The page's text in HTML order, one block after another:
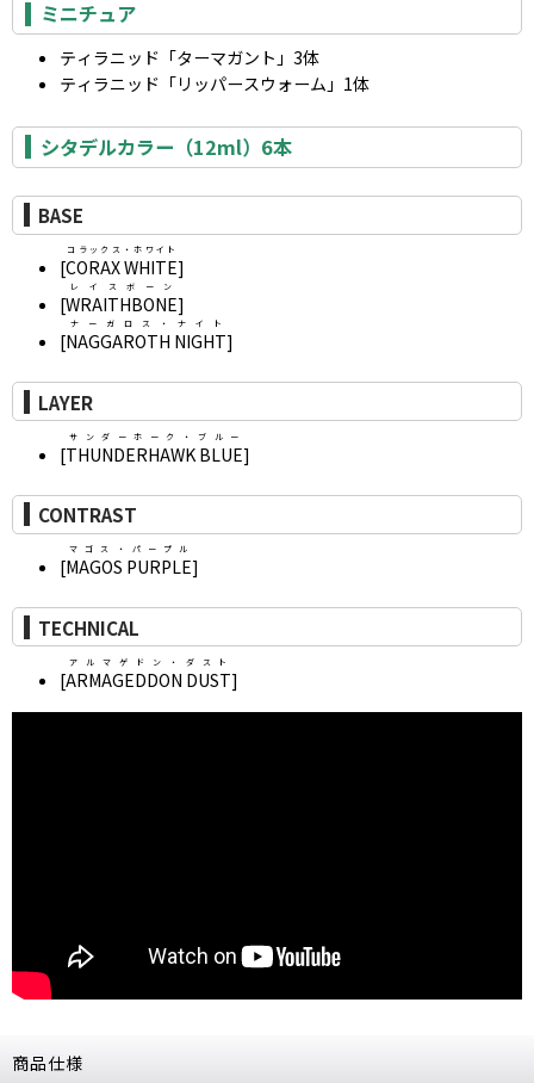
ミニチュア
ティラニッド「ターマガント」3体
ティラニッド「リッパースウォーム」1体
シタデルカラー（12ml）6本
BASE
[CORAX WHITE
コラックス・ホワイト
]
[WRAITHBONE
レイスボーン
]
[NAGGAROTH NIGHT
ナーガロス・ナイト
]
LAYER
[THUNDERHAWK BLUE
サンダーホーク・ブルー
]
CONTRAST
[MAGOS PURPLE
マゴス・パープル
]
TECHNICAL
[ARMAGEDDON DUST
アルマゲドン・ダスト
]
商品仕様